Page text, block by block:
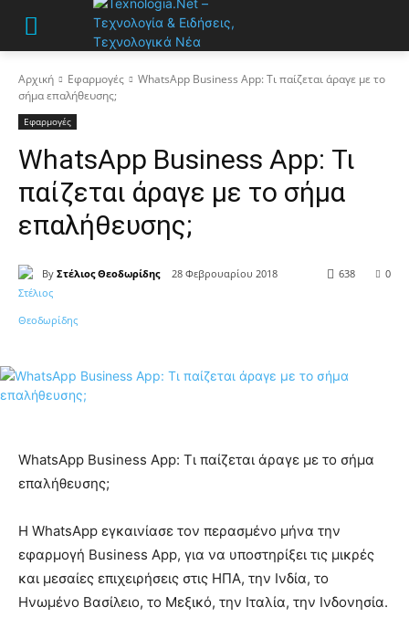
Αρχική Εφαρμογές
WhatsApp Business App: Τι παίζεται άραγε με το
σήμα επαλήθευσης;
Εφαρμογές
WhatsApp Business App: Τι
παίζεται άραγε με το σήμα
επαλήθευσης;
By Στέλιος Θεοδωρίδης 28 Φεβρουαρίου 2018 0
638
WhatsApp Business App: Τι παίζεται άραγε με το σήμα
επαλήθευσης;
Η WhatsApp εγκαινίασε τον περασμένο μήνα την
εφαρμογή Business App, για να υποστηρίξει τις μικρές
και μεσαίες επιχειρήσεις στις ΗΠΑ, την Ινδία, το
Ηνωμένο Βασίλειο, το Μεξικό, την Ιταλία, την Ινδονησία.